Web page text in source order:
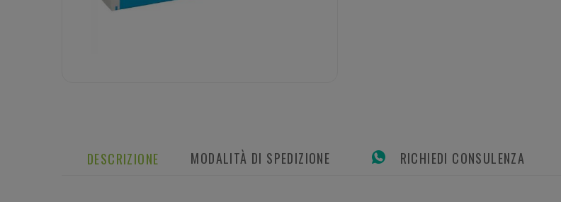
DESCRIZIONE MODALITÀ DI SPEDIZIONE RICHIEDI CONSULENZA